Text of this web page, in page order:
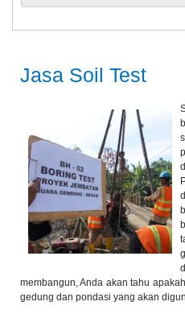
Jasa Soil Test
membangun, Anda akan tahu
gedung dan pondasi yang akan